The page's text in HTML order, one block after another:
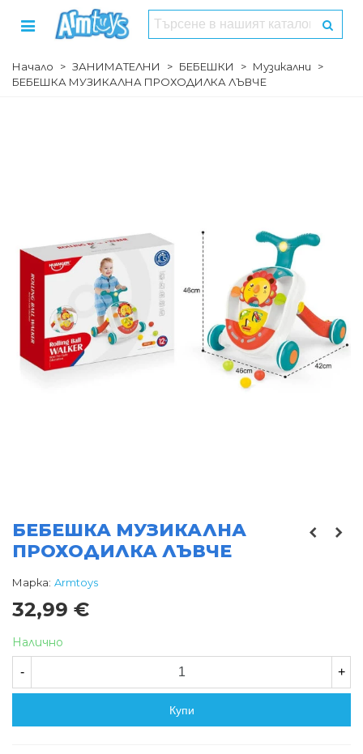
Начало > ЗАНИМАТЕЛНИ > БЕБЕШКИ > Музикални
>
БЕБЕШКА МУЗИКАЛНА ПРОХОДИЛКА ЛЪВЧЕ
БЕБЕШКА МУЗИКАЛНА
ПРОХОДИЛКА ЛЪВЧЕ
Марка: Armtoys
32,99 €
Налично
- +
Купи